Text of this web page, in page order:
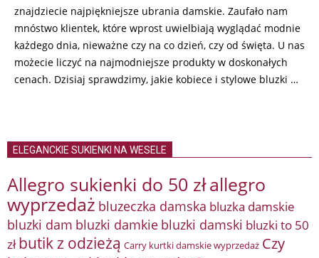
znajdziecie najpiękniejsze ubrania damskie. Zaufało nam
mnóstwo klientek, które wprost uwielbiają wyglądać modnie
każdego dnia, nieważne czy na co dzień, czy od święta. U nas
możecie liczyć na najmodniejsze produkty w doskonałych
cenach. Dzisiaj sprawdzimy, jakie kobiece i stylowe bluzki …
ELEGANCKIE SUKIENKI NA WESELE
Allegro sukienki do 50 złallegro
wyprzedaż bluzeczka damska bluzka damskie
bluzki dam bluzki damkie bluzki damski bluzki to 50
zł butik z odzieżą Carry kurtki damskie wyprzedaż Czy